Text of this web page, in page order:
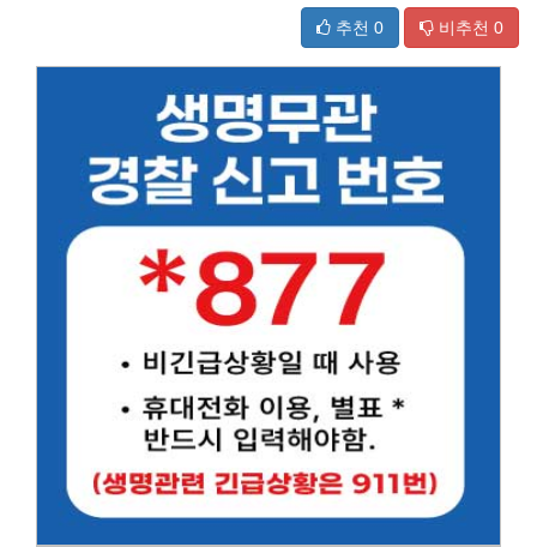
추천 0 비추천 0